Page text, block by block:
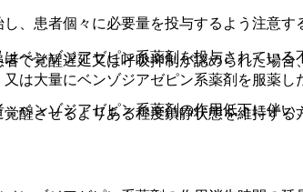
、患者個々に必要量を投与するよう注意
ンゾジアゼピン系薬剤を投与されてい
ンゾジアゼピン系薬剤の作用低下に伴
で覚醒遅延又は呼吸抑制が認められた場
は大量にベンゾジアゼピン系薬剤を服薬し
醒させるよりある程度鎮静状態を維持す